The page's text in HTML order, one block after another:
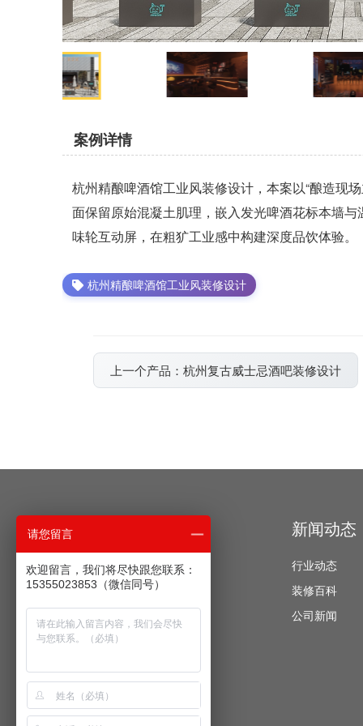
案例详情
杭州精酿啤酒馆工业风装修设计，本案以“酿造现
面保留原始混凝土肌理，嵌入发光啤酒花标本墙
味轮互动屏，在粗犷工业感中构建深度品饮体验。
杭州精酿啤酒馆工业风装修设计
上一个产品：杭州复古威士忌酒吧装修设计
经典案例
办公空间
酒店公寓
餐饮空间
教育培训
运动健身
商业展厅
新闻动态
行业动态
装修百科
公司新闻
请您留言
欢迎留言，我们将尽快跟您联系：
15355023853（微信同号）